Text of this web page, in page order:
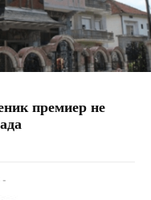
премиер не
-